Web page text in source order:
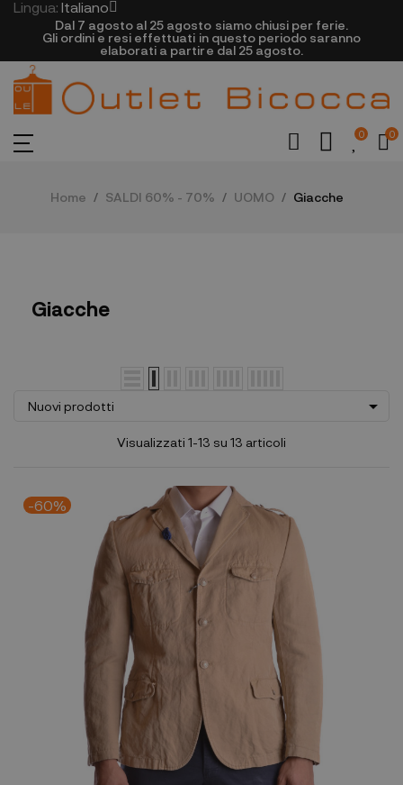
Lingua: Italiano
Dal 7 agosto al 25 agosto siamo chiusi per ferie.
Gli ordini e resi effettuati in questo periodo saranno
elaborati a partire dal 25 agosto.
0 0
Home SALDI 60% - 70% UOMO Giacche
Giacche
Nuovi prodotti 
Visualizzati 1-13 su 13 articoli
-60%